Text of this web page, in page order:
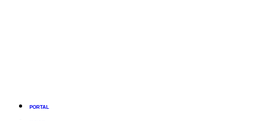
PORTAL